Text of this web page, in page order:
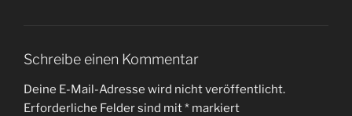
Schreibe einen Kommentar
Deine E-Mail-Adresse wird nicht veröffentlicht.
Erforderliche Felder sind mit* markiert